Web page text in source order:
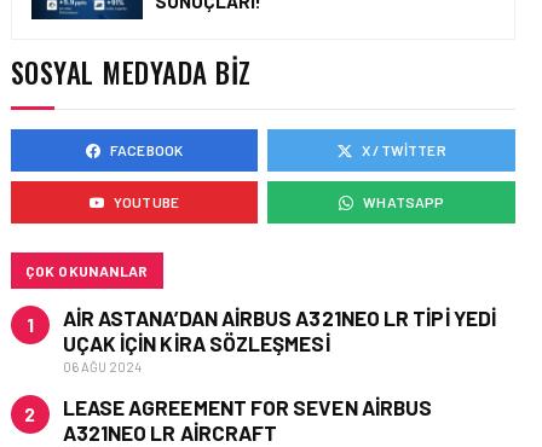
ÇELEBI HAVACILIK
KURTARMA BIRLIĞI’NE
ANLAMLI DESTEK!
HAVACILIK • 05 AĞU 2026
AIRBUS A320NEO
UÇAKLARINDA YOLCU
BINIŞ SÜREÇLERI
SOSYAL MEDYADA BIZ
FACEBOOK X / TWITTER
YOUTUBE WHATSAPP
ÇOK OKUNANLAR
1
AIR ASTANA’DAN AIRBUS A321NEO LR TIPI YEDI
UÇAK IÇIN KIRA SÖZLEŞMESI
06 AĞU 2024
2
LEASE AGREEMENT FOR SEVEN AIRBUS
A321NEO LR AIRCRAFT